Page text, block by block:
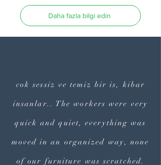
Daha fazla bilgi edin
cok sessiz ve temiz bir is, kibar
insanlar.. The workers were very
quick and quiet, everything was
moved in an organized way, none
of our furniture was scratched.